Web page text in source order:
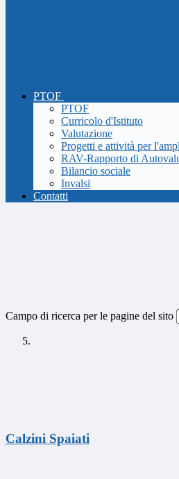
PTOF
PTOF
Curricolo d'Istituto
Valutazione
Progetti e attività per
RAV-Rapporto di
Bilancio sociale
Invalsi
Contatti
Campo di ricerca per le pagine del sito
Calzini Spaiati